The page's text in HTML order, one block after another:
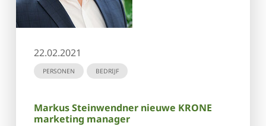
22.02.2021
PERSONEN BEDRIJF
Markus Steinwendner nieuwe KRONE
marketing manager